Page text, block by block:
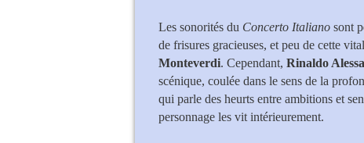
Les sonorités du Concerto Italiano sont
de frisures gracieuses, et peu de cette
Monteverdi. Cependant, Rinaldo
scénique, coulée dans le sens de la
qui parle des heurts entre ambitions et
personnage les vit intérieurement.